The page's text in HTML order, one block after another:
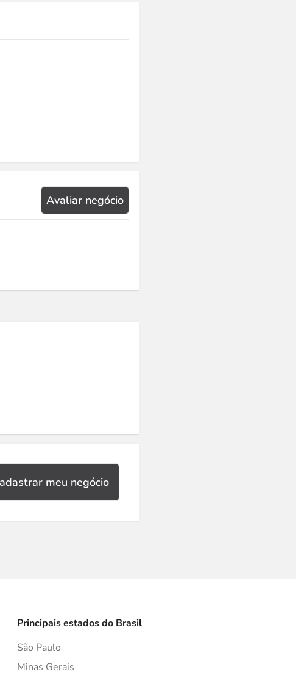
Avaliar negócio
meu negócio
Principais estados do Brasil
São Paulo
Minas Gerais